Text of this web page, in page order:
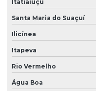
Plantio de grama em tapete
Plantio de gramados
Produtor de árvores nativas
Produtor de grama
Itatiaiuçu
Santa Maria do Suaçuí
Ilicínea
Itapeva
Rio Vermelho
Água Boa